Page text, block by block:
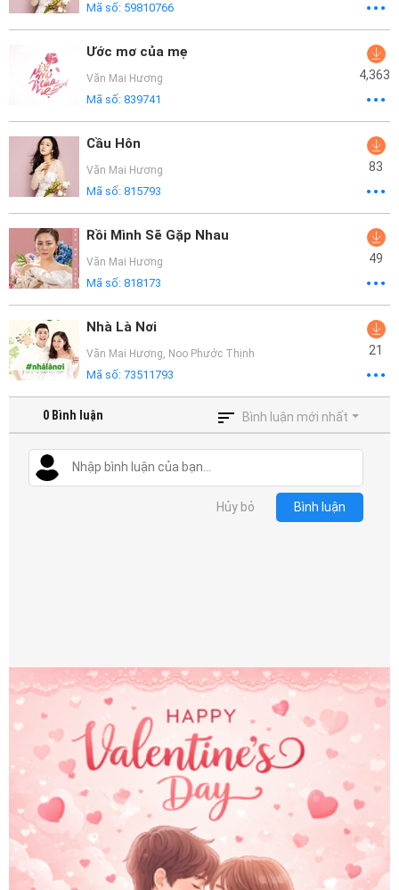
Mã số: 59810766
Ước mơ của mẹ
Văn Mai Hương
Mã số: 839741
4,363
Cầu Hôn
Văn Mai Hương
Mã số: 815793
83
Rồi Mình Sẽ Gặp Nhau
Văn Mai Hương
Mã số: 818173
49
Nhà Là Nơi
Văn Mai Hương, Noo Phước Thịnh
Mã số: 73511793
21
0 Bình luận Bình luận mới nhất
Hủy bỏ Bình luận